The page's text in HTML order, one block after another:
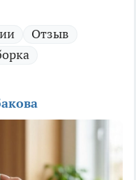
Отзыв